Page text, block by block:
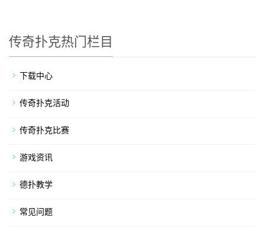
传奇扑克热门栏目
下载中心
传奇扑克活动
传奇扑克比赛
游戏资讯
德扑教学
常见问题